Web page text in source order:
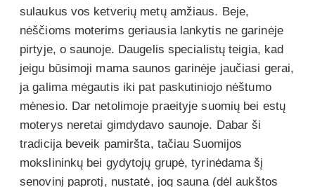
sulaukus vos ketverių metų amžiaus. Beje,
nėščioms moterims geriausia lankytis ne garinėje
pirtyje, o saunoje. Daugelis specialistų teigia, kad
jeigu būsimoji mama saunos garinėje jaučiasi gerai,
ja galima mėgautis iki pat paskutiniojo nėštumo
mėnesio. Dar netolimoje praeityje suomių bei estų
moterys neretai gimdydavo saunoje. Dabar ši
tradicija beveik pamiršta, tačiau Suomijos
mokslininkų bei gydytojų grupė, tyrinėdama šį
senovinį paprotį, nustatė, jog sauna (dėl aukštos